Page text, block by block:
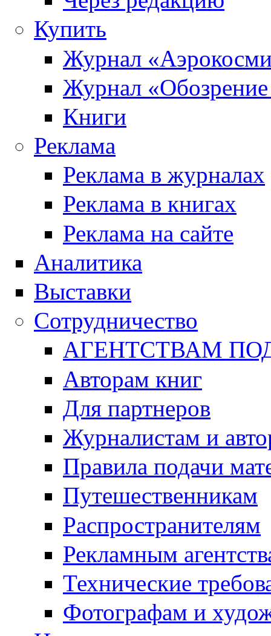
Купить
Журнал
Журнал
Книги
Реклама
Реклама в журналах
Реклама в книгах
Реклама на сайте
Аналитика
Выставки
Сотрудничество
АГЕНТСТВАМ
Авторам книг
Для партнеров
Журналистам и
Правила подачи
Путешественникам
Распространителям
Рекламным
Технические
Фотографам и